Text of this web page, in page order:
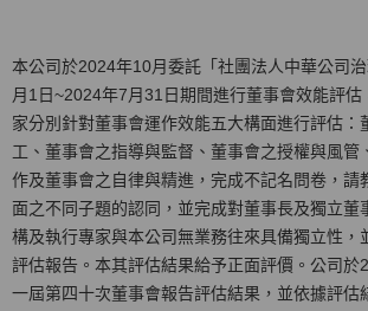
本公司於2024年10月委託「社團法人中華公司
月1日~2024年7月31日期間進行董事會效能評
家分別針對董事會運作效能五大構面進行評估：
工、董事會之指導與監督、董事會之授權與風管
作及董事會之自律與精進，完成不記名問卷，請
面之不同子題的認同，並完成對董事長及獨立董
構及執行專家與本公司無業務往來具備獨立性，
評估報告。本其評估結果給予正面評價。公司於
一屆第四十次董事會報告評估結果，並依據評估